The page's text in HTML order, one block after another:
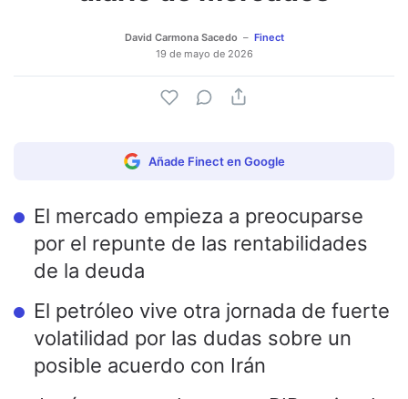
David Carmona Sacedo
Finect
19 de mayo de 2026
Añade Finect en Google
El mercado empieza a preocuparse
por el repunte de las rentabilidades
de la deuda
El petróleo vive otra jornada de fuerte
volatilidad por las dudas sobre un
posible acuerdo con Irán